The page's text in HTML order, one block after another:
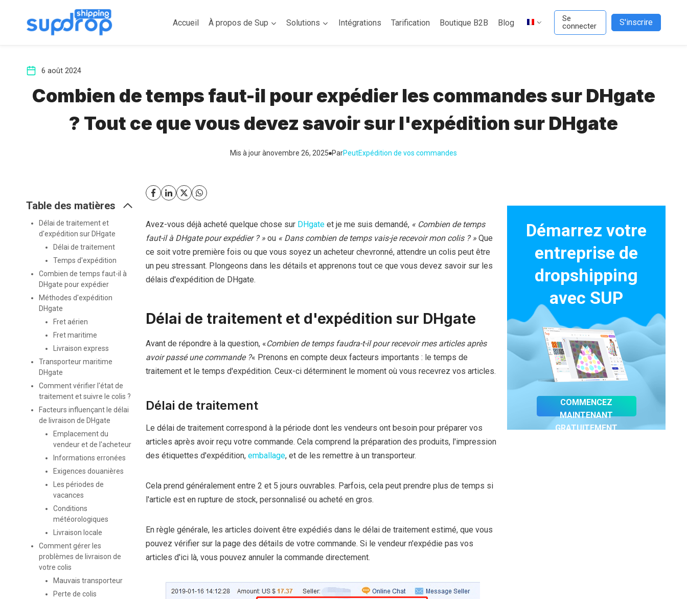
Accueil À propos de Sup Solutions Intégrations Tarification Boutique B2B Blog
Se
connecter
S'inscrire
6 août 2024
Combien de temps faut-il pour expédier les commandes sur DHgate
? Tout ce que vous devez savoir sur l'expédition sur DHgate
Mis à jour ànovembre 26, 2025 ParPeutExpédition de vos commandes
Table des matières
Délai de traitement et
d'expédition sur DHgate
Délai de traitement
Temps d'expédition
Combien de temps faut-il à
DHgate pour expédier
Méthodes d'expédition
DHgate
Fret aérien
Fret maritime
Livraison express
Transporteur maritime
DHgate
Comment vérifier l'état de
traitement et suivre le colis ?
Facteurs influençant le délai
de livraison de DHgate
Emplacement du
vendeur et de l'acheteur
Informations erronées
Exigences douanières
Les périodes de
vacances
Conditions
météorologiques
Livraison locale
Comment gérer les
problèmes de livraison de
votre colis
Mauvais transporteur
Perte de colis
Avez-vous déjà acheté quelque chose sur DHgateet je me suis demandé, « Combien de temps
faut-il à DHgate pour expédier ? »ou « Dans combien de temps vais-je recevoir mon colis ? »Que
ce soit votre première fois ou que vous soyez un acheteur chevronné, attendre un colis peut être
un peu stressant. Plongeons dans les détails et apprenons tout ce que vous devez savoir sur les
délais d'expédition de DHgate.
Délai de traitement et d'expédition sur DHgate
Avant de répondre à la question, «Combien de temps faudra-t-il pour recevoir mes articles après
avoir passé une commande ?« Prenons en compte deux facteurs importants : le temps de
traitement et le temps d'expédition. Ceux-ci déterminent le moment où vous recevrez vos articles.
Délai de traitement
Le délai de traitement correspond à la période dont les vendeurs ont besoin pour préparer vos
articles après avoir reçu votre commande. Cela comprend la préparation des produits, l'impression
des étiquettes d'expédition, emballage, et de les remettre à un transporteur.
Cela prend généralement entre 2 et 5 jours ouvrables. Parfois, cela peut prendre plus de temps si
l'article est en rupture de stock, personnalisé ou acheté en gros.
En règle générale, les articles doivent être expédiés dans le délai de traitement estimé, que vous
pouvez vérifier sur la page des détails de votre commande. Si le vendeur n'expédie pas vos
articles d'ici là, vous pouvez annuler la commande directement.
Démarrez votre
entreprise de
dropshipping
avec SUP
COMMENCEZ
MAINTENANT
GRATUITEMENT